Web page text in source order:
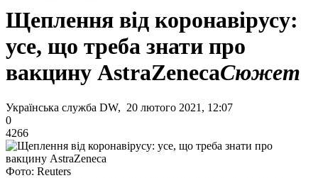
Щеплення від коронавірусу:
усе, що треба знати про
вакцину AstraZenecaСюжет
Українська служба DW, 20 лютого 2021, 12:07
0
4266
Фото: Reuters